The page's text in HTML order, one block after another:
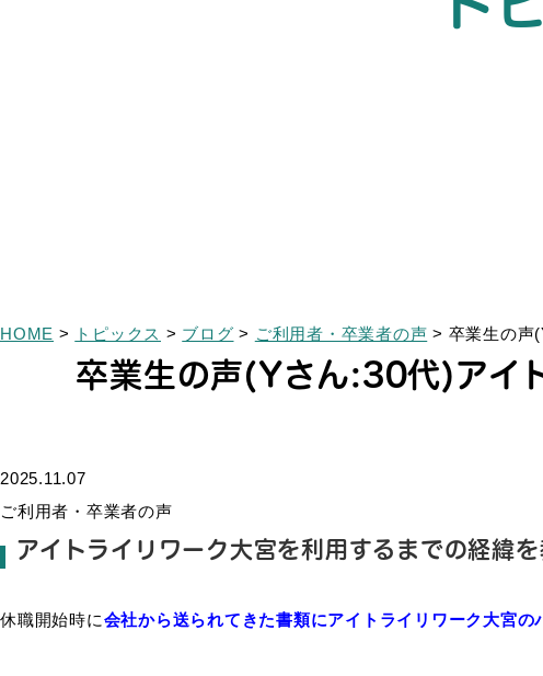
HOME > トピックス > ブログ > ご利用者・卒業者の声 > 卒業生の声
卒業生の声(Yさん:30代)アイ
2025.11.07
ご利用者・卒業者の声
アイトライリワーク大宮を利用するまでの経緯を
休職開始時に会社から送られてきた書類にアイトライリワーク大宮の